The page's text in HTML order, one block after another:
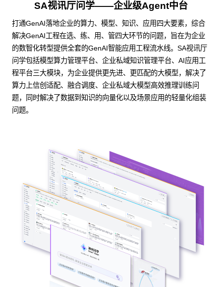
SA视讯厅问学——企业级Agent中台
打通GenAI落地企业的算力、模型、知识、应用四大要素，综合
解决GenAI工程在选、练、用、管四大环节的问题，旨在为企业
的数智化转型提供全套的GenAI智能应用工程流水线。SA视讯厅
问学包括模型算力管理平台、企业私域知识管理平台、AI应用工
程平台三大模块，为企业提供更先进、更匹配的大模型，解决了
算力上信创适配、融合调度、企业私域大模型高效推理训练问
题，同时解决了数据到知识的向量化以及场景应用的轻量化组装
问题。